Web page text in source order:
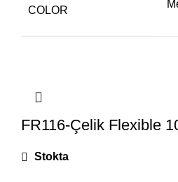
COLOR
FR116-Çelik Flexible
Stokta